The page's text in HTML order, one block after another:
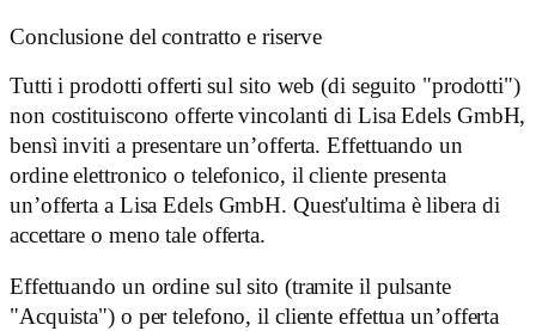
Conclusione del contratto e riserve
Tutti i prodotti offerti sul sito web (di seguito "prodotti")
non costituiscono offerte vincolanti di Lisa Edels GmbH,
bensì inviti a presentare un’offerta. Effettuando un
ordine elettronico o telefonico, il cliente presenta
un’offerta a Lisa Edels GmbH. Quest'ultima è libera di
accettare o meno tale offerta.
Effettuando un ordine sul sito (tramite il pulsante
"Acquista") o per telefono, il cliente effettua un’offerta